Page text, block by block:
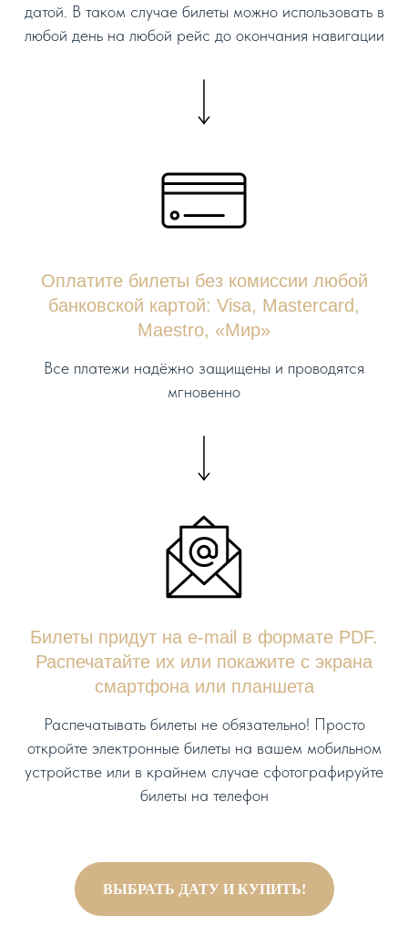
датой. В таком случае билеты можно использовать в
любой день на любой рейс до окончания навигации
Оплатите билеты без комиссии любой
банковской картой: Visa, Mastercard,
Maestro, «Мир»
Все платежи надёжно защищены и проводятся
мгновенно
Билеты придут на e-mail в формате PDF.
Распечатайте их или покажите с экрана
смартфона или планшета
Распечатывать билеты не обязательно! Просто
откройте электронные билеты на вашем мобильном
устройстве или в крайнем случае сфотографируйте
билеты на телефон
ВЫБРАТЬ ДАТУ И КУПИТЬ!